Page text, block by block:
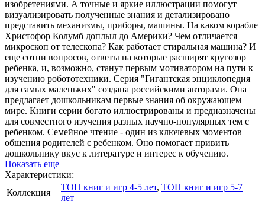
изобретениями. А точные и яркие иллюстрации помогут
визуализировать полученные знания и детализировано
представить механизмы, приборы, машины. На каком корабле
Христофор Колумб доплыл до Америки? Чем отличается
микроскоп от телескопа? Как работает стиральная машина? И
еще сотни вопросов, ответы на которые расширят кругозор
ребенка, и, возможно, станут первым мотиватором на пути к
изучению робототехники. Серия "Гигантская энциклопедия
для самых маленьких" создана российскими авторами. Она
предлагает дошкольникам первые знания об окружающем
мире. Книги серии богато иллюстрированы и предназначены
для совместного изучения разных научно-популярных тем с
ребенком. Семейное чтение - один из ключевых моментов
общения родителей с ребенком. Оно помогает привить
дошкольнику вкус к литературе и интерес к обучению.
Показать еще
Характеристики:
Коллекция
ТОП книг и игр 4-5 лет, ТОП книг и игр 5-7
лет